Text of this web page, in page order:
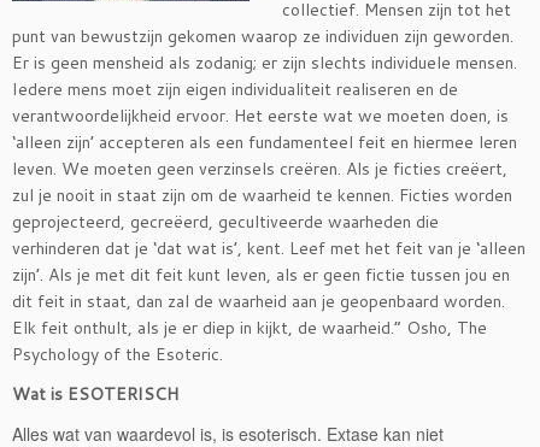
collectief. Mensen zijn tot het
punt van bewustzijn gekomen waarop ze individuen zijn geworden.
Er is geen mensheid als zodanig; er zijn slechts individuele mensen.
Iedere mens moet zijn eigen individualiteit realiseren en de
verantwoordelijkheid ervoor. Het eerste wat we moeten doen, is
‘alleen zijn’ accepteren als een fundamenteel feit en hiermee leren
leven. We moeten geen verzinsels creëren. Als je ficties creëert,
zul je nooit in staat zijn om de waarheid te kennen. Ficties worden
geprojecteerd, gecreëerd, gecultiveerde waarheden die
verhinderen dat je ‘dat wat is’, kent. Leef met het feit van je ‘alleen
zijn’. Als je met dit feit kunt leven, als er geen fictie tussen jou en
dit feit in staat, dan zal de waarheid aan je geopenbaard worden.
Elk feit onthult, als je er diep in kijkt, de waarheid.” Osho, The
Psychology of the Esoteric.
Wat is ESOTERISCH
Alles wat van waardevol is, is esoterisch. Extase kan niet